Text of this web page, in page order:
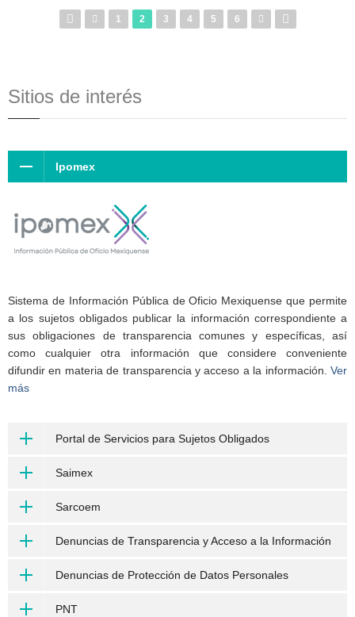
1 2 3 4 5 6
Sitios de interés
Ipomex
Sistema de Información Pública de Oficio Mexiquense que permite
a los sujetos obligados publicar la información correspondiente a
sus obligaciones de transparencia comunes y específicas, así
como cualquier otra información que considere conveniente
difundir en materia de transparencia y acceso a la información. Ver
más
Portal de Servicios para Sujetos Obligados
Saimex
Sarcoem
Denuncias de Transparencia y Acceso a la Información
Denuncias de Protección de Datos Personales
PNT